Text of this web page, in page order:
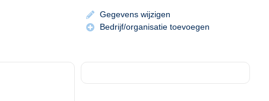
Gegevens wijzigen
Bedrijf/organisatie toevoegen